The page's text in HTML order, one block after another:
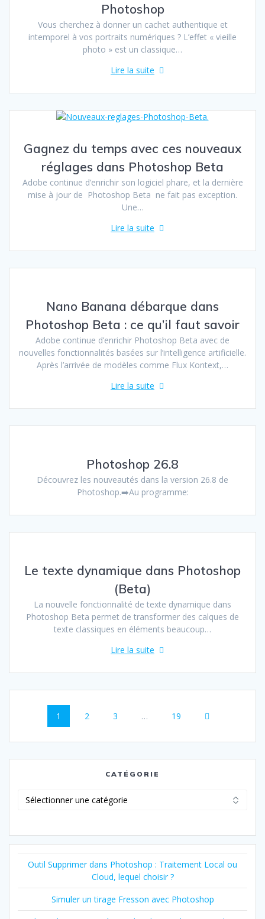
Photoshop
Vous cherchez à donner un cachet authentique et
intemporel à vos portraits numériques ? L’effet « vieille
photo » est un classique…
Lire la suite
Gagnez du temps avec ces nouveaux
réglages dans Photoshop Beta
Adobe continue d’enrichir son logiciel phare, et la dernière
mise à jour de Photoshop Beta ne fait pas exception.
Une…
Lire la suite
Nano Banana débarque dans
Photoshop Beta : ce qu’il faut savoir
Adobe continue d’enrichir Photoshop Beta avec de
nouvelles fonctionnalités basées sur l’intelligence artificielle.
Après l’arrivée de modèles comme Flux Kontext,…
Lire la suite
Photoshop 26.8
Découvrez les nouveautés dans la version 26.8 de
Photoshop.➡️Au programme:
Le texte dynamique dans Photoshop
(Beta)
La nouvelle fonctionnalité de texte dynamique dans
Photoshop Beta permet de transformer des calques de
texte classiques en éléments beaucoup…
Lire la suite
Navigation
sein
articles
Page
1 Page
2 Page
3 … Page
19
CATÉGORIE
Outil Supprimer dans Photoshop : Traitement Local ou
Cloud, lequel choisir ?
Simuler un tirage Fresson avec Photoshop